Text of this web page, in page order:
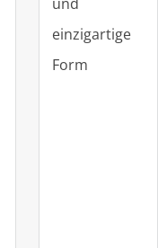
einzigartige
Form